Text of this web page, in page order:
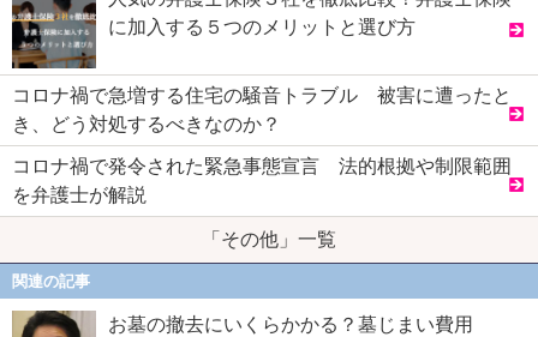
に加入する５つのメリットと選び方
コロナ禍で急増する住宅の騒音トラブル 被害に遭ったと
き、どう対処するべきなのか？
コロナ禍で発令された緊急事態宣言 法的根拠や制限範囲
を弁護士が解説
「その他」一覧
関連の記事
お墓の撤去にいくらかかる？墓じまい費用